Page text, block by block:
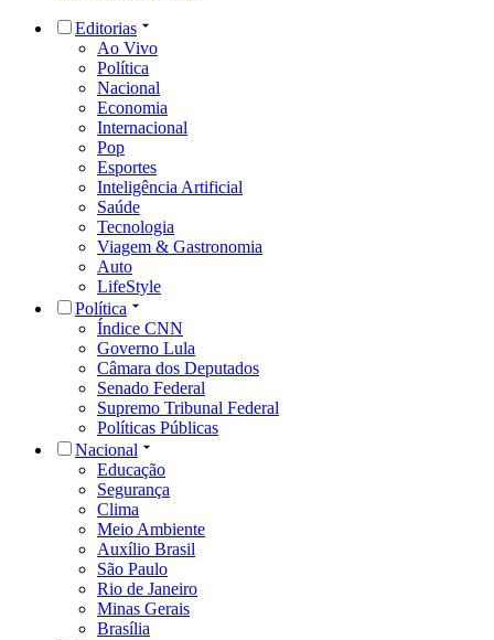
Editorias
Ao Vivo
Política
Nacional
Economia
Internacional
Pop
Esportes
Inteligência Artificial
Saúde
Tecnologia
Viagem & Gastronomia
Auto
LifeStyle
Política
Índice CNN
Governo Lula
Câmara dos Deputados
Senado Federal
Supremo Tribunal Federal
Políticas Públicas
Nacional
Educação
Segurança
Clima
Meio Ambiente
Auxílio Brasil
São Paulo
Rio de Janeiro
Minas Gerais
Brasília